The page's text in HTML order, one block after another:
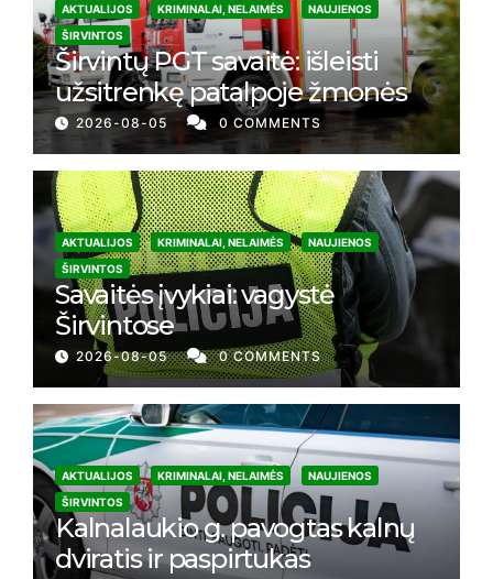
AKTUALIJOS KRIMINALAI, NELAIMĖS
NAUJIENOS
ŠIRVINTOS
Širvintų PGT savaitė: išleisti
užsitrenkę patalpoje žmonės
2026-08-05 0 COMMENTS
AKTUALIJOS KRIMINALAI, NELAIMĖS
NAUJIENOS
ŠIRVINTOS
Savaitės įvykiai: vagystė
Širvintose
2026-08-05 0 COMMENTS
AKTUALIJOS KRIMINALAI, NELAIMĖS
NAUJIENOS
ŠIRVINTOS
Kalnalaukio g. pavogtas kalnų
dviratis ir paspirtukas